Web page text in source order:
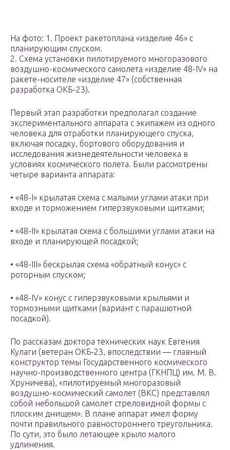
На фото: 1. Проект ракетоплана «изделие 46» с
планирующим спуском.
2. Схема установки пилотируемого многоразового
воздушно-космического самолета «изделие 48-IV» на
ракете-носителе «изделие 47» (собственная
разработка ОКБ-23).
Первый этап разработки предполагал создание
экспериментального аппарата с экипажем из одного
человека для отработки планирующего спуска,
включая посадку, бортового оборудования и
исследования жизнедеятельности человека в
условиях космического полета. Были рассмотрены
четыре варианта аппарата:
• «48-I» крылатая схема с малыми углами атаки при
входе и торможением гиперзвуковыми щитками;
• «48-II» крылатая схема с большими углами атаки на
входе и планирующей посадкой;
• «48-III» бескрылая схема «обратный конус» с
роторным спуском;
• «48-IV» конус с гиперзвуковыми крыльями и
тормозными щитками (вариант с парашютной
посадкой).
По рассказам доктора технических наук Евгения
Кулаги (ветеран ОКБ‑23, впоследствии — главный
конструктор темы Государственного космического
научно-производственного центра (ГКНПЦ) им. М. В.
Хруничева), «пилотируемый многоразовый
воздушно-космический самолет (ВКС) представлял
собой небольшой самолет стреловидной формы с
плоским днищем». В плане аппарат имел форму
почти правильного равностороннего треугольника.
По сути, это было летающее крыло малого
удлинения.